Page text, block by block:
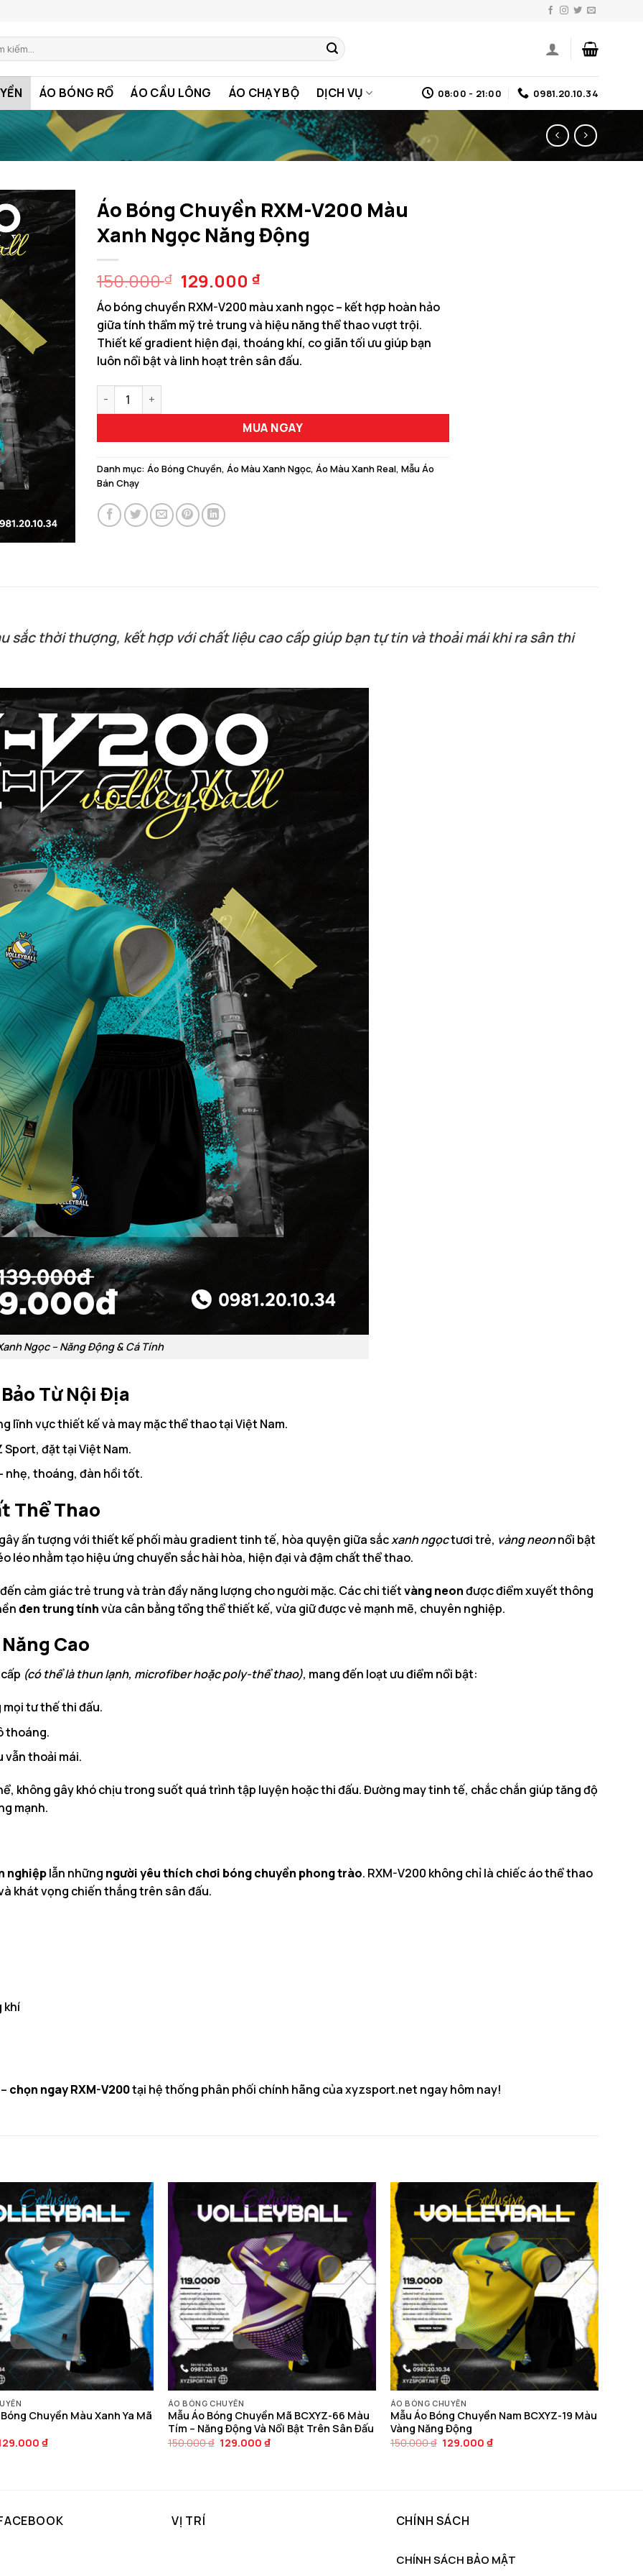
ÁO BÓNG RỔ ÁO CẦU LÔNG ÁO CHẠY BỘ DỊCH VỤ 08:00 - 21:00 0981.20.10.34
Áo Bóng Chuyền RXM-V200 Màu
Xanh Ngọc Năng Động
150.000₫ Giá
gốc
là:
150.000 ₫.
129.000₫Giá
hiện
tại
là:
129.000 ₫.
Áo bóng chuyền RXM-V200 màu xanh ngọc – kết hợp hoàn hảo
giữa tính thẩm mỹ trẻ trung và hiệu năng thể thao vượt trội.
Thiết kế gradient hiện đại, thoáng khí, co giãn tối ưu giúp bạn
luôn nổi bật và linh hoạt trên sân đấu.
Áo Bóng Chuyền RXM-V200 Màu Xanh Ngọc Năng Động số lượng
MUA NGAY
Danh mục: Áo Bóng Chuyền, Áo Màu Xanh Ngọc, Áo Màu Xanh Real, Mẫu Áo
Bán Chạy
sắc thời thượng, kết hợp với chất liệu cao cấp giúp bạn tự tin và thoải mái khi ra sân thi
Ngọc – Năng Động & Cá Tính
Từ Nội Địa
lĩnh vực thiết kế và may mặc thể thao tại Việt Nam.
đặt tại Việt Nam.
nhẹ, thoáng, đàn hồi tốt.
Thể Thao
ấn tượng với thiết kế phối màu gradient tinh tế, hòa quyện giữa sắcxanh ngọctươi trẻ, vàng neonnổi bật
léo nhằm tạo hiệu ứng chuyển sắc hài hòa, hiện đại và đậm chất thể thao.
cảm giác trẻ trung và tràn đầy năng lượng cho người mặc. Các chi tiếtvàng neonđược điểm xuyết thông
đen trung tínhvừa cân bằng tổng thể thiết kế, vừa giữ được vẻ mạnh mẽ, chuyên nghiệp.
Cao
(có thể là thun lạnh, microfiber hoặc poly-thể thao), mang đến loạt ưu điểm nổi bật:
tư thế thi đấu.
thoáng.
vẫn thoải mái.
không gây khó chịu trong suốt quá trình tập luyện hoặc thi đấu. Đường may tinh tế, chắc chắn giúp tăng độ
mạnh.
nghiệplẫn những người yêu thích chơi bóng chuyền phong trào. RXM-V200 không chỉ là chiếc áo thể thao
khát vọng chiến thắng trên sân đấu.
khí
chọn ngay RXM-V200tại hệ thống phân phối chính hãng củaxyzsport.net ngay hôm nay!
Chuyền Màu Xanh Ya Mã
₫Giá
ÁO BÓNG CHUYỀN
Mẫu Áo Bóng Chuyền Mã BCXYZ-66 Màu
Tím – Năng Động Và Nổi Bật Trên Sân Đấu
150.000₫ Giá
129.000₫Giá
ÁO BÓNG CHUYỀN
Mẫu Áo Bóng Chuyền Nam BCXYZ-19 Màu
Vàng Năng Động
150.000₫ Giá
129.000₫Giá
VỊ TRÍ CHÍNH SÁCH
CHÍNH SÁCH BẢO MẬT